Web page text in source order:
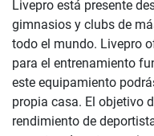
Livepro está presente
gimnasios y clubs de
todo el mundo. Livepro
para el entrenamiento
este equipamiento
propia casa. El objetivo
rendimiento de